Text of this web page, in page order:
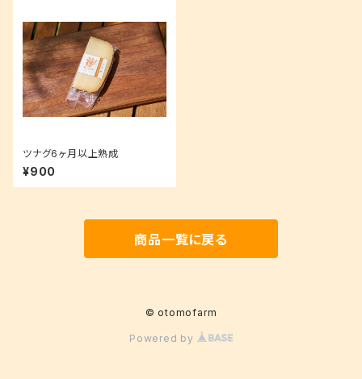
ツナグ6ヶ月以上熟成
¥900
商品一覧に戻る
© otomofarm
Powered by